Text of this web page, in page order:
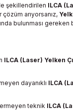
şekillendirilen ILCA
arıyorsanız,
bulunması gereken
ILCA (Laser) Yelken
dayanıklı ILCA
teknik ILCA